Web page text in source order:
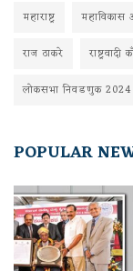
महाराष्ट्र
महाविकास
राज ठाकरे
राष्ट्रवादी
लोकसभा निवडणुक 2024
POPULAR